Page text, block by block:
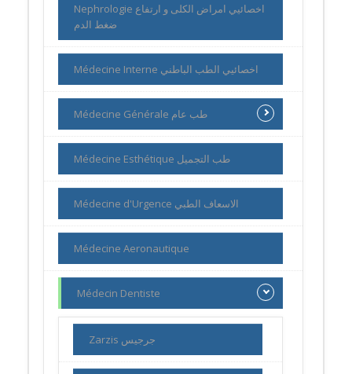
Nephrologie اخصائيي امراض الكلى و ارتفاع
ضغط الدم
Médecine Interne اخصائيي الطب الباطني
Médecine Générale طب عام
Médecine Esthétique طب التجميل
Médecine d'Urgence الاسعاف الطبي
Médecine Aeronautique
Médecin Dentiste
Zarzis جرجيس